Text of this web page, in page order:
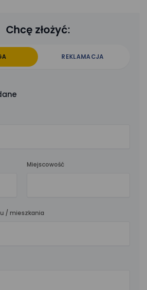
Chcę złożyć:
REKLAMACJA
Miejscowość
/ mieszkania